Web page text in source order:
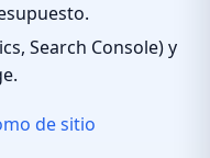
Search Console) y
de sitio